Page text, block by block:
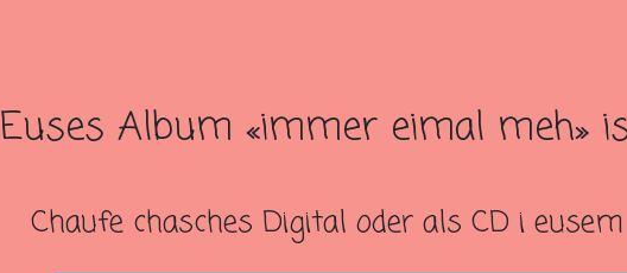
Euses Album «immer eimal meh»
Chaufe chasches Digital oder als CD i